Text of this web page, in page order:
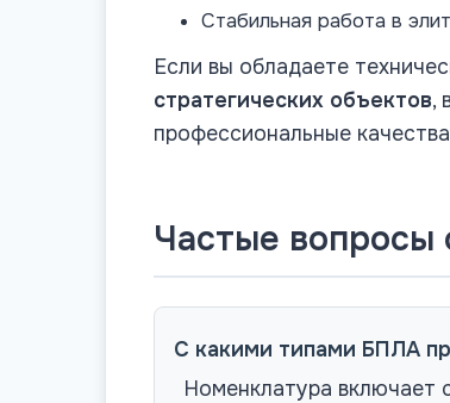
Стабильная работа в
Если вы обладаете
стратегических объектов,
профессиональные
Частые вопросы
С какими типами БПЛА
Номенклатура включает